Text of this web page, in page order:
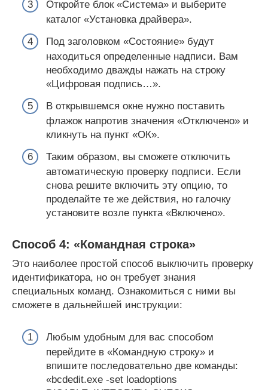
Откройте блок «Система» и выберите
каталог «Установка драйвера».
Под заголовком «Состояние» будут
находиться определенные надписи. Вам
необходимо дважды нажать на строку
«Цифровая подпись…».
В открывшемся окне нужно поставить
флажок напротив значения «Отключено» и
кликнуть на пункт «ОК».
Таким образом, вы сможете отключить
автоматическую проверку подписи. Если
снова решите включить эту опцию, то
проделайте те же действия, но галочку
установите возле пункта «Включено».
Способ 4: «Командная строка»
Это наиболее простой способ выключить проверку
идентификатора, но он требует знания
специальных команд. Ознакомиться с ними вы
сможете в дальнейшей инструкции:
Любым удобным для вас способом
перейдите в «Командную строку» и
впишите последовательно две команды:
«bcdedit.exe -set loadoptions